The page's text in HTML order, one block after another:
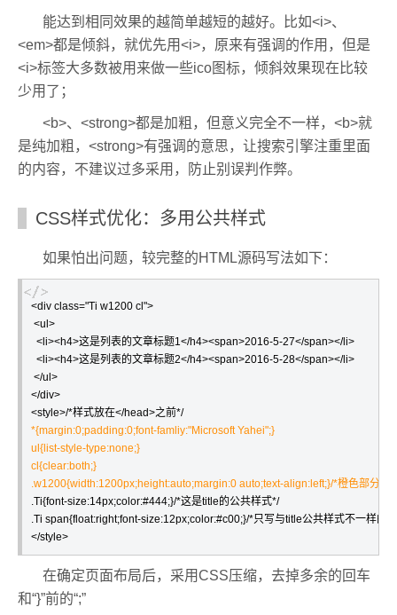
能达到相同效果的越简单越短的越好。比如<i>、
<em>都是倾斜，就优先用<i>，原来有强调的作用，但是
<i>标签大多数被用来做一些ico图标，倾斜效果现在比较
少用了；
<b>、<strong>都是加粗，但意义完全不一样，<b>就
是纯加粗，<strong>有强调的意思，让搜索引擎注重里面
的内容，不建议过多采用，防止别误判作弊。
CSS样式优化：多用公共样式
如果怕出问题，较完整的HTML源码写法如下：
<div class="Ti w1200 cl">
<ul>
  <li><h4>这是列表的文章标题1</h4><span>2016-5-27</span></li>
  <li><h4>这是列表的文章标题2</h4><span>2016-5-28</span></li>
</ul>
</div>
*{margin:0;padding:0;font-famliy:"Microsoft Yahei";}
ul{list-style-type:none;}
cl{clear:both;}
.w1200{width:1200px;height:auto;margin:0 auto;text-align:left;}/*橙色部分为
.Ti{font-size:14px;color:#444;}/*这是title的公共样式*/
.Ti span{float:right;font-size:12px;color:#c00;}/*只写与title公共样式不一样的
</style>
在确定页面布局后，采用CSS压缩，去掉多余的回车
和“}”前的“;”